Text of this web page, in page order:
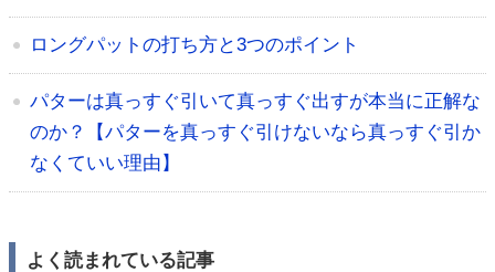
ロングパットの打ち方と3つのポイント
パターは真っすぐ引いて真っすぐ出すが本当に正解な
のか？【パターを真っすぐ引けないなら真っすぐ引か
なくていい理由】
よく読まれている記事